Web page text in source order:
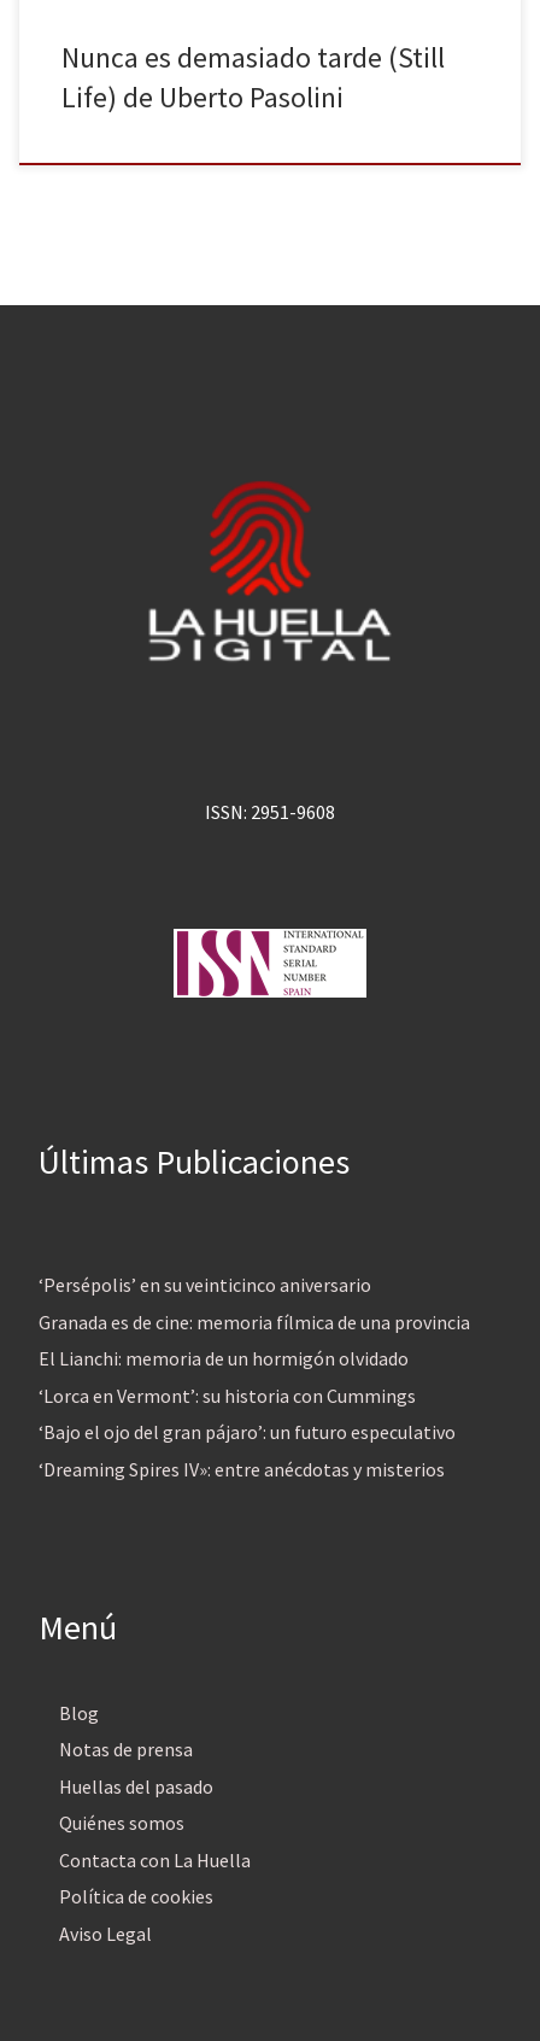
Nunca es demasiado tarde (Still
Life) de Uberto Pasolini
ISSN: 2951-9608
Últimas Publicaciones
‘Persépolis’ en su veinticinco aniversario
Granada es de cine: memoria fílmica de una provincia
El Lianchi: memoria de un hormigón olvidado
‘Lorca en Vermont’: su historia con Cummings
‘Bajo el ojo del gran pájaro’: un futuro especulativo
‘Dreaming Spires IV»: entre anécdotas y misterios
Menú
Blog
Notas de prensa
Huellas del pasado
Quiénes somos
Contacta con La Huella
Política de cookies
Aviso Legal